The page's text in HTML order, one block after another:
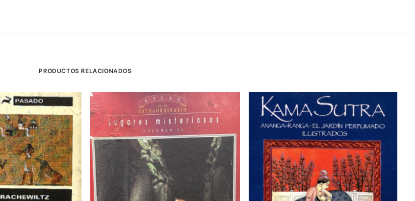
PRODUCTOS RELACIONADOS